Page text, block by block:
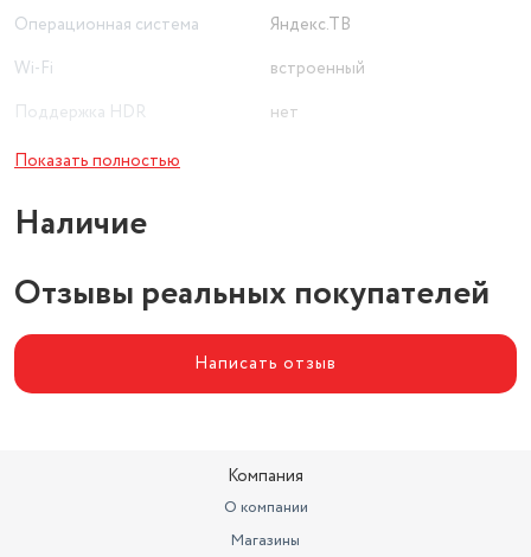
Операционная система
Яндекс.ТВ
Wi-Fi
встроенный
Поддержка HDR
нет
Поддержка Bluetooth
Расширенная технология
экрана
нет
Показать полностью
Наличие
Отзывы реальных покупателей
Написать отзыв
Компания
О компании
Магазины